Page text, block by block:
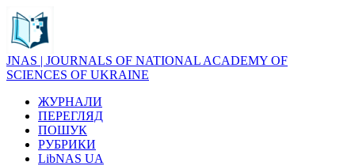
JNAS | JOURNALS OF NATIONAL ACADEMY OF
SCIENCES OF UKRAINE
ЖУРНАЛИ
ПЕРЕГЛЯД
ПОШУК
РУБРИКИ
LibNAS UA